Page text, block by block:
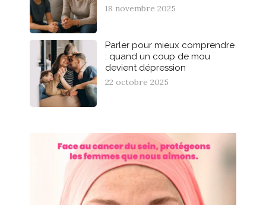
18 novembre 2025
Parler pour mieux comprendre
: quand un coup de mou
devient dépression
22 octobre 2025